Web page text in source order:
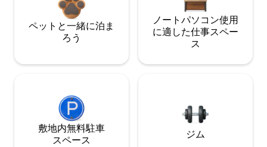
ペットと一緒に泊ま
ろう
ノートパソコン使用
に適した仕事スペー
ス
敷地内無料駐⁠車
ス⁠ペ⁠ー⁠ス
ジム